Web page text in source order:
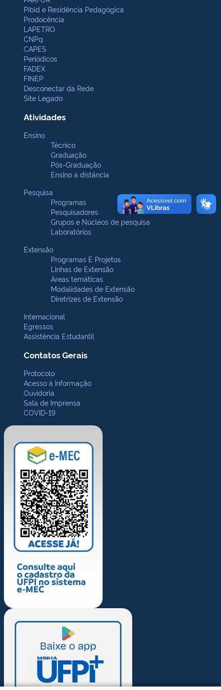
Pibid e Residência Pedagógica
Prodocência
LAPETRO
CNPq
CAPES
Periódicos
FADEX
FINEP
Desconectar da Rede
Site Legado
Atividades
Ensino
Técnico
Graduação
Pós-Graduação
Ensino a distância
Pesquisa
Programas
Pesquisadores
Grupos e Núcleos de pesquisa
Laboratórios
Extensão
Programas E Projetos
Linhas de Extensão
Áreas temáticas
Modalidades de Extensão
Diretrizes de Extensão
Internacional
Egressos
Assistência Estudantil
Contatos Gerais
Protocolo
Acesso à Informação
Ouvidoria
Sala de Imprensa
COVID-19